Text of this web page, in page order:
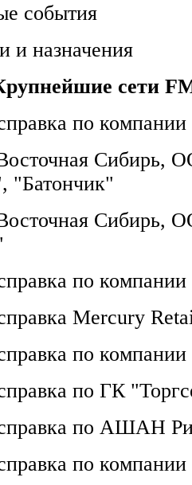
события
и назначения
сети
по
Сибирь,
"Батончик"
Сибирь,
по
Mercury
по
по ГК
по АШАН
по